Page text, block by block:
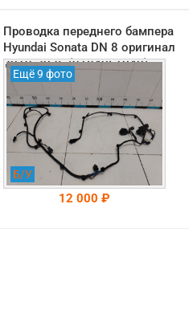
На складе: Раменское
-->
Проводка переднего бампера
Hyundai Sonata DN 8 оригинал
2019-2025 (91840L1040)
Ещё 9 фото
Б/У
12 000 ₽